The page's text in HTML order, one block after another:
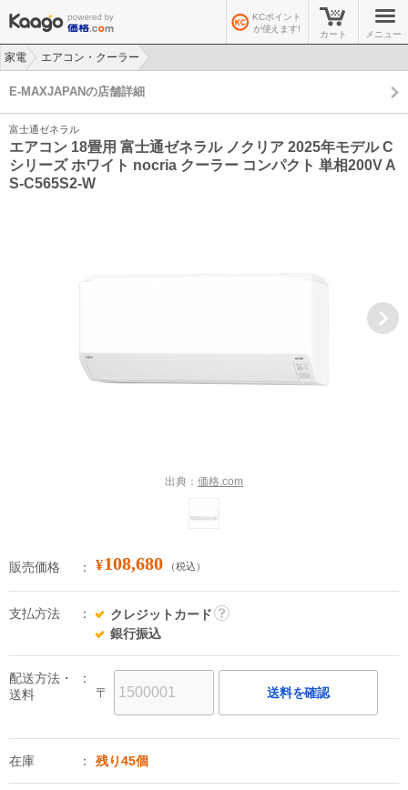
KCポイント
が使えます!
カート メニュー
家電
エアコン・クーラー
E-MAXJAPANの店舗詳細
富士通ゼネラル
エアコン 18畳用 富士通ゼネラル ノクリア 2025年モデル C
シリーズ ホワイト nocria クーラー コンパクト 単相200V A
S-C565S2-W
出典： 価格.com
販売価格 ¥108,680 （税込）
支払方法
クレジットカード
銀行振込
配送方法・
送料
〒 送料を確認
在庫 残り45個